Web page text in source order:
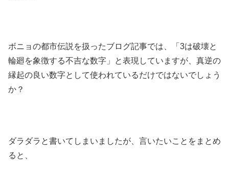
ボニョの都市伝説を扱ったブログ記事では、「3は破壊と
輪廻を象徴する不吉な数字」と表現していますが、真逆の
縁起の良い数字として使われているだけではないでしょう
か？
ダラダラと書いてしまいましたが、言いたいことをまとめ
ると、